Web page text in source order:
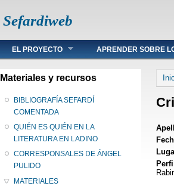
Sefardiweb
Main menu
EL PROYECTO APRENDER SOBRE
Materiales y recursos
BIBLIOGRAFÍA SEFARDÍ
COMENTADA
QUIÉN ES QUIÉN EN LA
LITERATURA EN LADINO
CORRESPONSALES DE ÁNGEL
PULIDO
MATERIALES